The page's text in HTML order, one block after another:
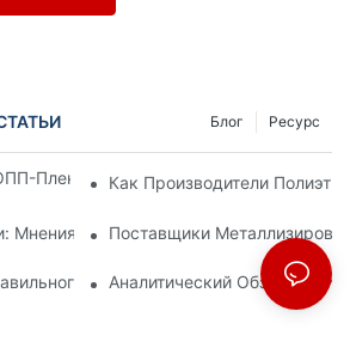
Ресурс
Блог
Пленки: Основа Гибкой Упаковки
Как Производители
Мнения Ведущих Производителей
Поставщики
Поставщика БОПП-Пленки
Аналитический Обзор